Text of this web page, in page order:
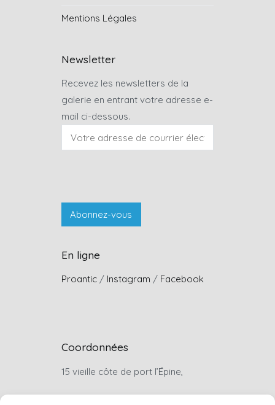
Mentions Légales
Newsletter
Recevez les newsletters de la
galerie en entrant votre adresse e-
mail ci-dessous.
En ligne
Proantic / Instagram / Facebook
Coordonnées
15 vieille côte de port l’Épine,